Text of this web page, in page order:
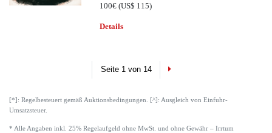
100€(US$ 115)
Details
Seite 1 von 14 Next
[*]: Regelbesteuert gemäß Auktionsbedingungen. [^]: Ausgleich von Einfuhr-
Umsatzsteuer.
* Alle Angaben inkl. 25% Regelaufgeld ohne MwSt. und ohne Gewähr – Irrtum